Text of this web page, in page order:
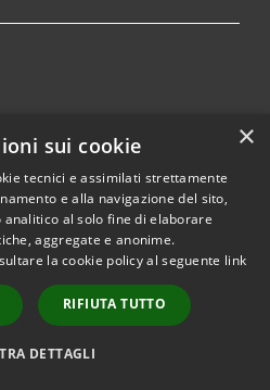
×
sui cookie
tecnici e assimilati strettamente
e alla navigazione del sito,
analitico al solo fine di elaborare
aggregate e anonime.
la cookie policy al seguente link
RIFIUTA TUTTO
DETTAGLI